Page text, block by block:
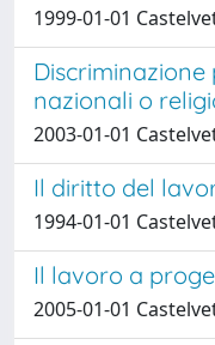
1999-01-01
Discriminazione
nazionali o
2003-01-01
Il diritto del
1994-01-01
Il lavoro a
2005-01-01